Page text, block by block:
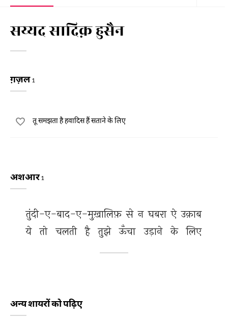
सय्यद सादिक़ हुसैन
ग़ज़ल 1
तू समझता है हवादिस हैं सताने के लिए
अशआर1
तुंदी-ए-बाद-ए-मुख़ालिफ़ से न घबरा ऐ उक़ाब
ये
तो चलती है तुझे ऊँचा उड़ाने के लिए
अन्य शायरों को पढ़िए